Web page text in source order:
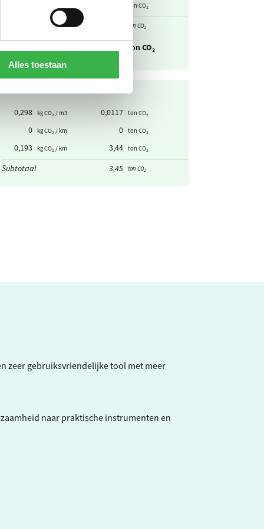
Alles toestaan
ton CO₂
ton CO₂
ton CO₂
0,298 kg CO₂ / m3 0,0117 ton CO₂
0 kg CO₂ / km 0 ton CO₂
0,193 kg CO₂ / km 3,44 ton CO₂
Subtotaal 3,45 ton CO₂
zeer gebruiksvriendelijke tool met meer
naar praktische instrumenten en